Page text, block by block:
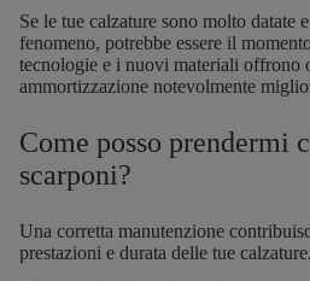
Se le tue calzature sono molto datate
fenomeno, potrebbe essere il
tecnologie e i nuovi materiali offrono
ammortizzazione notevolmente
Come posso prendermi
scarponi?
Una corretta manutenzione
prestazioni e durata delle tue calzature.